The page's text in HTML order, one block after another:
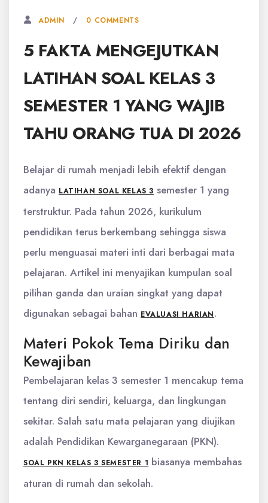
ADMIN 0 COMMENTS
5 FAKTA MENGEJUTKAN
LATIHAN SOAL KELAS 3
SEMESTER 1 YANG WAJIB
TAHU ORANG TUA DI 2026
Belajar di rumah menjadi lebih efektif dengan
adanya LATIHAN SOAL KELAS 3 semester 1 yang
terstruktur. Pada tahun 2026, kurikulum
pendidikan terus berkembang sehingga siswa
perlu menguasai materi inti dari berbagai mata
pelajaran. Artikel ini menyajikan kumpulan soal
pilihan ganda dan uraian singkat yang dapat
digunakan sebagai bahan EVALUASI HARIAN.
Materi Pokok Tema Diriku dan
Kewajiban
Pembelajaran kelas 3 semester 1 mencakup tema
tentang diri sendiri, keluarga, dan lingkungan
sekitar. Salah satu mata pelajaran yang diujikan
adalah Pendidikan Kewarganegaraan (PKN).
SOAL PKN KELAS 3 SEMESTER 1 biasanya membahas
aturan di rumah dan sekolah.